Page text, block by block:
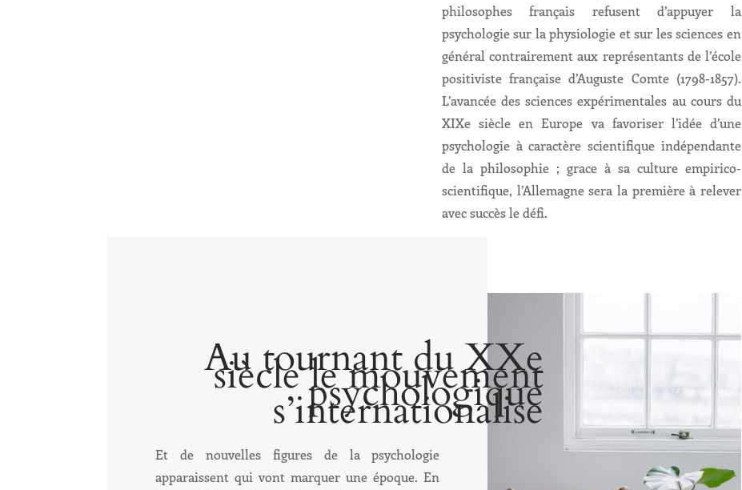
philosophes français refusent d’appuyer la
psychologie sur la physiologie et sur les sciences en
général contrairement aux représentants de l’école
positiviste française d’Auguste Comte (1798-1857).
L’avancée des sciences expérimentales au cours du
XIXe siècle en Europe va favoriser l’idée d’une
psychologie à caractère scientifique indépendante
de la philosophie ; grace à sa culture empirico-
scientifique, l’Allemagne sera la première à relever
avec succès le défi.
Au tournant du XXe
siècle le mouvement
psychologique
s’internationalise
Et de nouvelles figures de la psychologie
apparaissent qui vont marquer une époque. En